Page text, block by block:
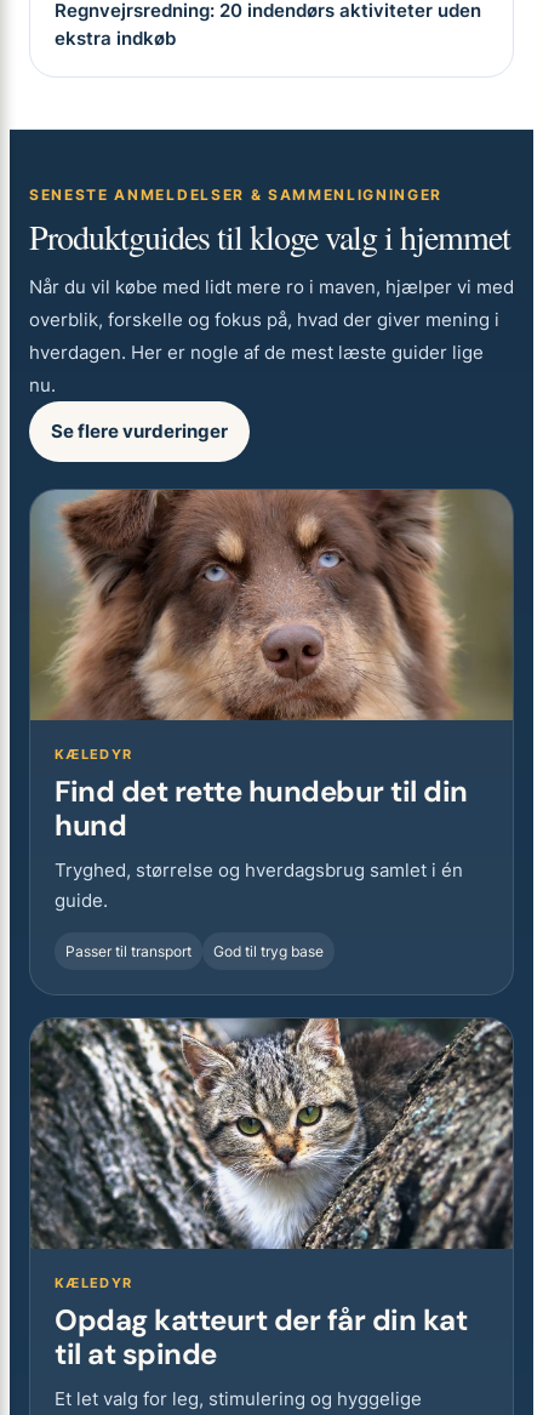
Regnvejrsredning: 20 indendørs aktiviteter uden
ekstra indkøb
SENESTE ANMELDELSER & SAMMENLIGNINGER
Produktguides til kloge valg i hjemmet
Når du vil købe med lidt mere ro i maven, hjælper vi med
overblik, forskelle og fokus på, hvad der giver mening i
hverdagen. Her er nogle af de mest læste guider lige
nu.
Se flere vurderinger
KÆLEDYR
Find det rette hundebur til din
hund
Tryghed, størrelse og hverdagsbrug samlet i én
guide.
Passer til transport God til tryg base
KÆLEDYR
Opdag katteurt der får din kat
til at spinde
Et let valg for leg, stimulering og hyggelige